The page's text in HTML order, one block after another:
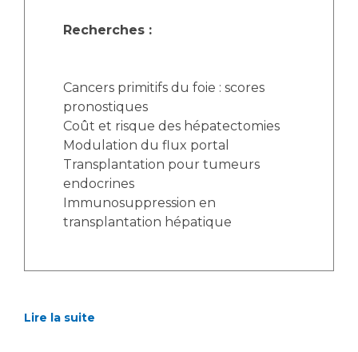
Recherches :
Cancers primitifs du foie : scores
pronostiques
Coût et risque des hépatectomies
Modulation du flux portal
Transplantation pour tumeurs
endocrines
Immunosuppression en
transplantation hépatique
Lire la suite